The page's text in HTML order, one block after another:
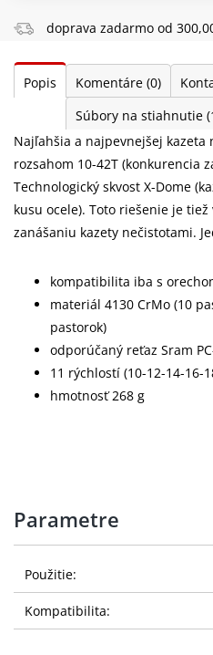
doprava zadarmo od
Popis Komentáre (0)
Súbory na stiahnutie
Najľahšia a najpevnejšej
rozsahom 10-42T (konkurencia
Technologický skvost X-Dome
kusu ocele). Toto riešenie je
zanášaniu kazety nečistotami.
kompatibilita iba s
materiál 4130 CrMo (10
pastorok)
odporúčaný reťaz Sram
11 rýchlostí (10-12-14-16-
hmotnosť 268 g
Parametre
Použitie:
Kompatibilita: